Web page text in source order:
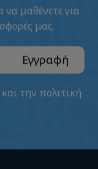
μαθένετε για
μας.
Εγγραφή
και την πολιτική